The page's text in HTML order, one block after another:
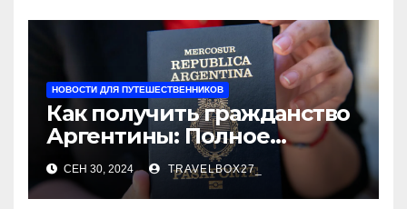
НОВОСТИ ДЛЯ ПУТЕШЕСТВЕННИКОВ
Как получить гражданство
Аргентины: Полное
руководство
СЕН 30, 2024 TRAVELBOX27_